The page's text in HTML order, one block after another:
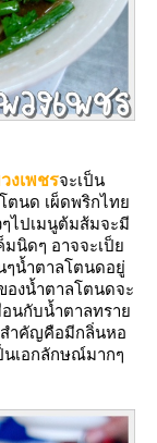
งเพชรจะเป็น
ตนด เผ็ดพริกไท
ไปเมนูต้มส้มจะมี
มนิดๆ อาจจะเป็
ๆน้ำตาลโตนดอยู่
งน้ำตาลโตนดจะ
อนกับน้ำตาลทรา
ำคัญคือมีกลิ่นหอ
นเอกลักษณ์มากๆ